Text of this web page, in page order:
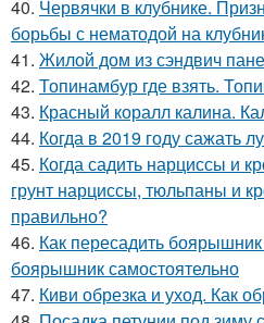
40. Червячки в клубнике.
борьбы с нематодой на
41. Жилой дом из сэндвич
42. Топинамбур где взять.
43. Красный коралл калина.
44. Когда в 2019 году сажать
45. Когда садить нарциссы и
грунт нарциссы, тюльпаны и
правильно?
46. Как пересадить
боярышник самостоятельно
47. Киви обрезка и уход. Как